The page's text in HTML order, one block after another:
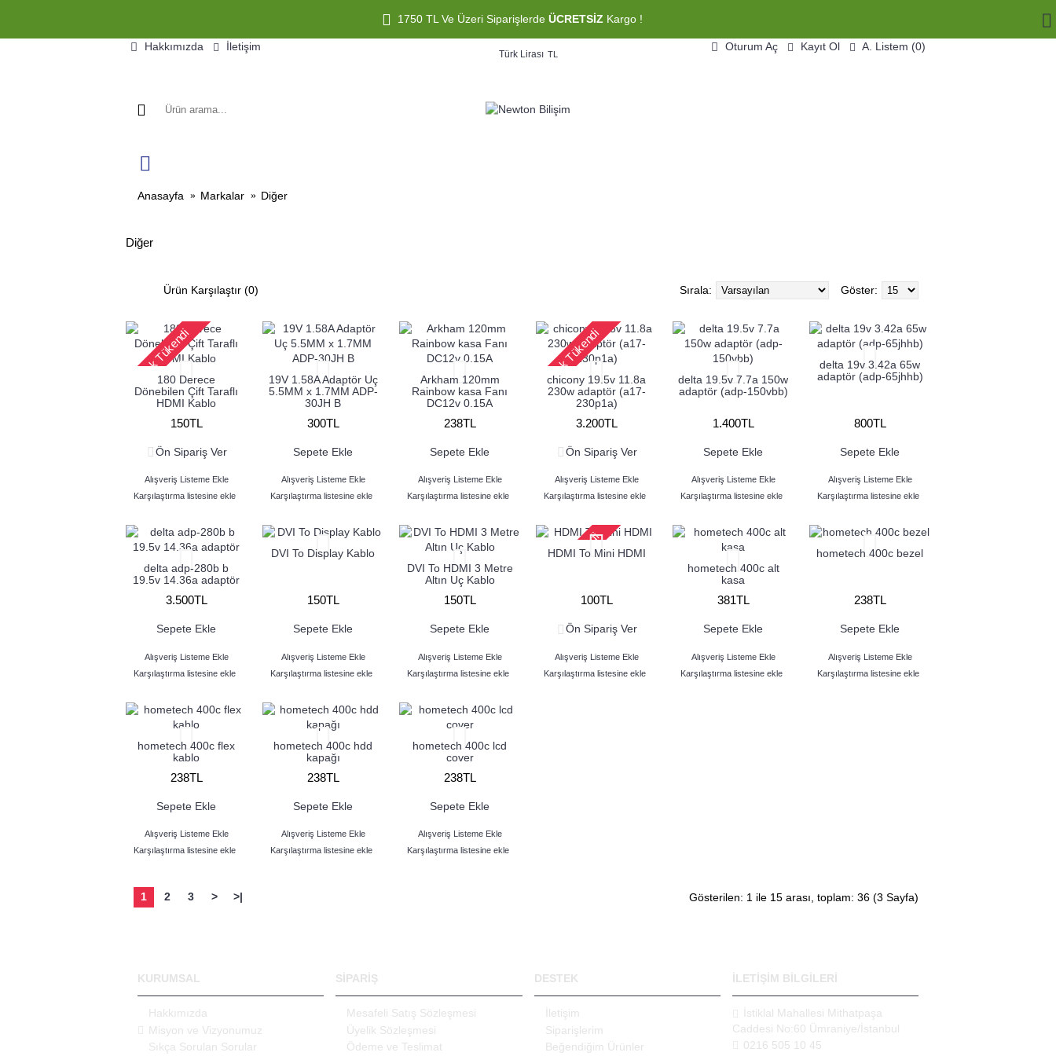
1750 TL Ve Üzeri Siparişlerde ÜCRETSİZ Kargo !
Hakkımızda İletişim
Türk Lirası TL
Oturum Aç Kayıt Ol A. Listem (0)
Anasayfa Markalar Diğer
Diğer
Ürün Karşılaştır (0) Göster:
Sırala:
Stok Tükendi
180 Derece
Dönebilen Çift Taraflı
HDMI Kablo
150TL
Ön Sipariş Ver
Alışveriş Listeme Ekle
Karşılaştırma listesine ekle
19V 1.58A Adaptör Uç
5.5MM x 1.7MM ADP-
30JH B
300TL
Sepete Ekle
Alışveriş Listeme Ekle
Karşılaştırma listesine ekle
Arkham 120mm
Rainbow kasa Fanı
DC12v 0.15A
238TL
Sepete Ekle
Alışveriş Listeme Ekle
Karşılaştırma listesine ekle
Stok Tükendi
chicony 19.5v 11.8a
230w adaptör (a17-
230p1a)
3.200TL
Ön Sipariş Ver
Alışveriş Listeme Ekle
Karşılaştırma listesine ekle
delta 19.5v 7.7a 150w
adaptör (adp-150vbb)
1.400TL
Sepete Ekle
Alışveriş Listeme Ekle
Karşılaştırma listesine ekle
delta 19v 3.42a 65w
adaptör (adp-65jhhb)
800TL
Sepete Ekle
Alışveriş Listeme Ekle
Karşılaştırma listesine ekle
delta adp-280b b
19.5v 14.36a adaptör
3.500TL
Sepete Ekle
Alışveriş Listeme Ekle
Karşılaştırma listesine ekle
DVI To Display Kablo
150TL
Sepete Ekle
Alışveriş Listeme Ekle
Karşılaştırma listesine ekle
DVI To HDMI 3 Metre
Altın Uç Kablo
150TL
Sepete Ekle
Alışveriş Listeme Ekle
Karşılaştırma listesine ekle
Stok Tükendi
HDMI To Mini HDMI
100TL
Ön Sipariş Ver
Alışveriş Listeme Ekle
Karşılaştırma listesine ekle
hometech 400c alt
kasa
381TL
Sepete Ekle
Alışveriş Listeme Ekle
Karşılaştırma listesine ekle
hometech 400c bezel
238TL
Sepete Ekle
Alışveriş Listeme Ekle
Karşılaştırma listesine ekle
hometech 400c flex
kablo
238TL
Sepete Ekle
Alışveriş Listeme Ekle
Karşılaştırma listesine ekle
hometech 400c hdd
kapağı
238TL
Sepete Ekle
Alışveriş Listeme Ekle
Karşılaştırma listesine ekle
hometech 400c lcd
cover
238TL
Sepete Ekle
Alışveriş Listeme Ekle
Karşılaştırma listesine ekle
1 2 3 > >| Gösterilen: 1 ile 15 arası, toplam: 36 (3 Sayfa)
KURUMSAL
Hakkımızda
Misyon ve Vizyonumuz
Sıkça Sorulan Sorular
SİPARİŞ
Mesafeli Satış Sözleşmesi
Üyelik Sözleşmesi
Ödeme ve Teslimat
DESTEK
İletişim
Siparişlerim
Beğendiğim Ürünler
İLETİŞİM BİLGİLERİ
İstiklal Mahallesi Mithatpaşa
Caddesi No:60 Ümraniye/İstanbul
0216 505 10 45